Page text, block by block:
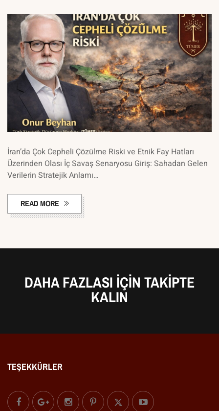
İran’da Çok Cepheli Çözülme Riski ve Etnik Fay Hatları
Üzerinden Olası İç Savaş Senaryosu Giriş: Sahadan Gelen
Verilerin Stratejik Anlamı…
READ MORE
DAHA FAZLASI IÇIN TAKIPTE
KALIN
TEŞEKKÜRLER